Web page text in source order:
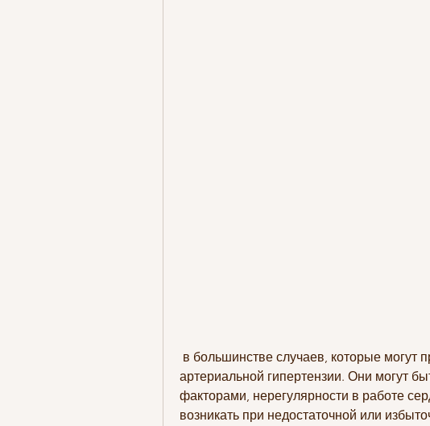
артериальной гипертензии. Они могут
факторами, нерегулярности в работе
возникать при недостаточной или